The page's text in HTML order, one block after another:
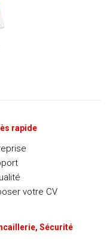
rapide
votre CV
Sécurité